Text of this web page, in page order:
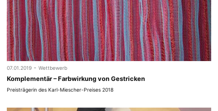
07.01.2019 - Wettbewerb
Komplementär – Farbwirkung von Gestricken
Preisträgerin des Karl-Miescher-Preises 2018